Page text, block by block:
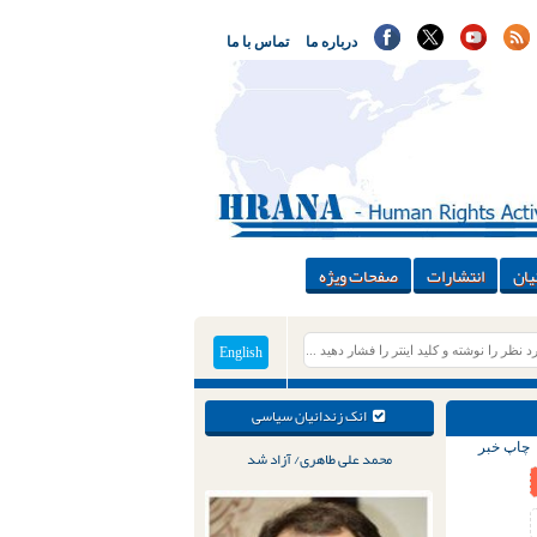
تماس با ما درباره ما
انتشارات صفحات ویژه
English
انک زندانیان سیاسی
محمد علی طاهری/ آزاد شد
چاپ خبر